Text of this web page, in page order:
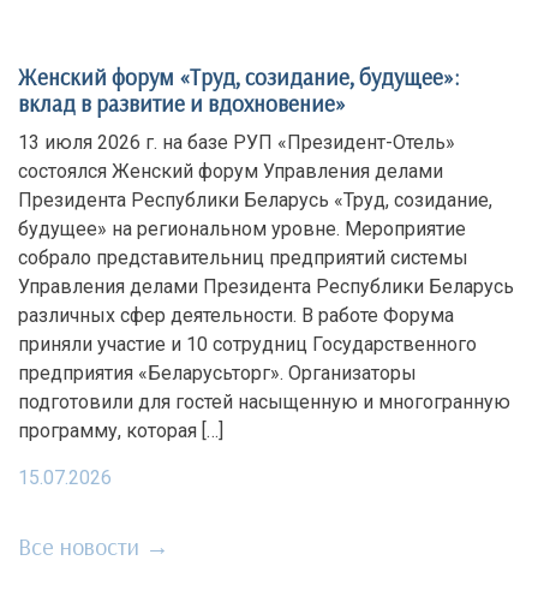
Женский форум «Труд, созидание, будущее»:
вклад в развитие и вдохновение»
13 июля 2026 г. на базе РУП «Президент-Отель»
состоялся Женский форум Управления делами
Президента Республики Беларусь «Труд, созидание,
будущее» на региональном уровне. Мероприятие
собрало представительниц предприятий системы
Управления делами Президента Республики Беларусь
различных сфер деятельности. В работе Форума
приняли участие и 10 сотрудниц Государственного
предприятия «Беларусьторг». Организаторы
подготовили для гостей насыщенную и многогранную
программу, которая […]
15.07.2026
Все новости →